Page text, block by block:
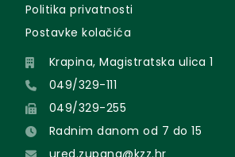
Politika privatnosti
Postavke kolačića
Krapina, Magistratska ulica 1
049/329-111
049/329-255
Radnim danom od 7 do 15